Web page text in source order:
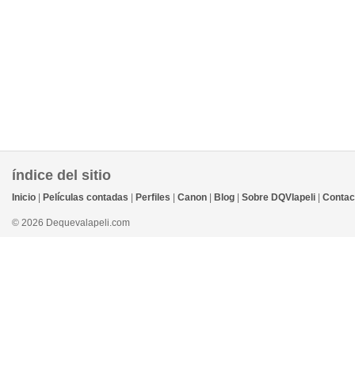
índice del sitio
Inicio Películas contadas Perfiles Canon Blog Sobre DQVlapeli
© 2026 Dequevalapeli.com